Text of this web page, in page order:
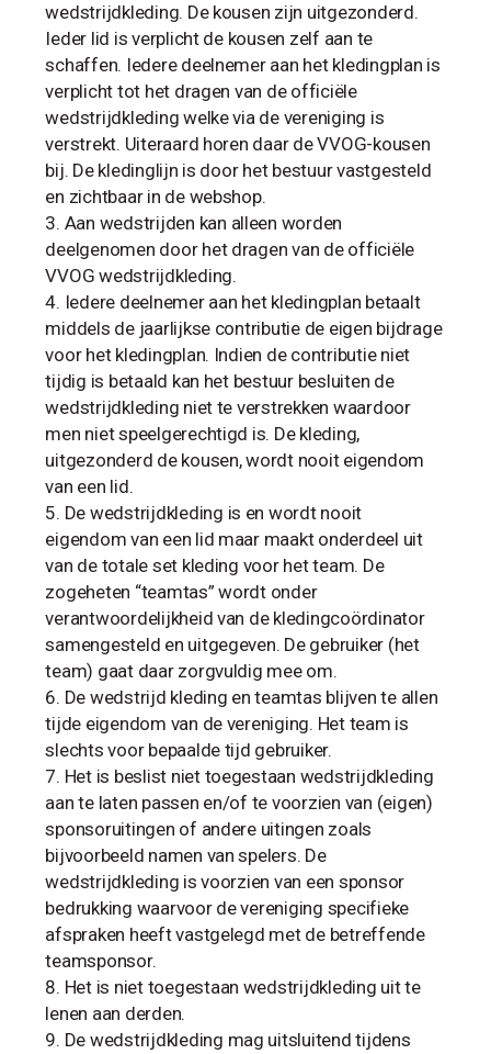
wedstrijdkleding. De kousen zijn uitgezonderd.
Ieder lid is verplicht de kousen zelf aan te
schaffen. Iedere deelnemer aan het kledingplan is
verplicht tot het dragen van de officiële
wedstrijdkleding welke via de vereniging is
verstrekt. Uiteraard horen daar de VVOG-kousen
bij. De kledinglijn is door het bestuur vastgesteld
en zichtbaar in de webshop.
Aan wedstrijden kan alleen worden
deelgenomen door het dragen van de officiële
VVOG wedstrijdkleding.
Iedere deelnemer aan het kledingplan betaalt
middels de jaarlijkse contributie de eigen bijdrage
voor het kledingplan. Indien de contributie niet
tijdig is betaald kan het bestuur besluiten de
wedstrijdkleding niet te verstrekken waardoor
men niet speelgerechtigd is. De kleding,
uitgezonderd de kousen, wordt nooit eigendom
van een lid.
De wedstrijdkleding is en wordt nooit
eigendom van een lid maar maakt onderdeel uit
van de totale set kleding voor het team. De
zogeheten “teamtas” wordt onder
verantwoordelijkheid van de kledingcoördinator
samengesteld en uitgegeven. De gebruiker (het
team) gaat daar zorgvuldig mee om.
De wedstrijd kleding en teamtas blijven te allen
tijde eigendom van de vereniging. Het team is
slechts voor bepaalde tijd gebruiker.
Het is beslist niet toegestaan wedstrijdkleding
aan te laten passen en/of te voorzien van (eigen)
sponsoruitingen of andere uitingen zoals
bijvoorbeeld namen van spelers. De
wedstrijdkleding is voorzien van een sponsor
bedrukking waarvoor de vereniging specifieke
afspraken heeft vastgelegd met de betreffende
teamsponsor.
Het is niet toegestaan wedstrijdkleding uit te
lenen aan derden.
De wedstrijdkleding mag uitsluitend tijdens